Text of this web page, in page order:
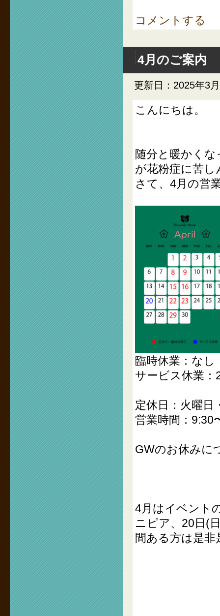
コメントする
4月のご案内
更新日：2025年3
こんにちは。
随分と暖かく
が花粉症に苦
さて、4月の営
臨時休業：なし
サービス休業
定休日：火曜日
営業時間：9:30
GWのお休みに
4月はイベント
ニピア、20日(
間ある方は是